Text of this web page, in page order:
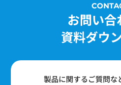
お問い合
資料ダウ
製品に関するご質問な